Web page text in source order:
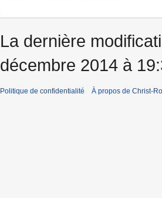
La dernière
décembre 2014 à
Politique de confidentialité À propos de Christ-